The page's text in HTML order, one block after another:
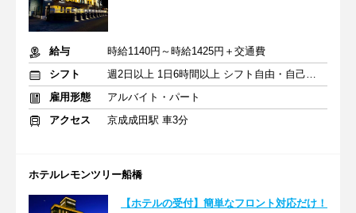
給与
時給1140円～時給1425円＋交通費
シフト
週2日以上 1日6時間以上 シフト自由・自己申告
雇用形態
アルバイト・パート
アクセス
京成成田駅 車3分
ホテルレモンツリー船橋
【ホテルの受付】簡単なフロント対応だけ！